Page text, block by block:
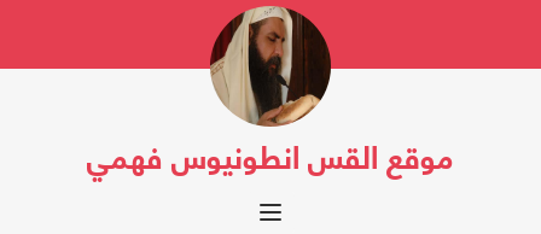
موقع القس انطونيوس فهمي
Toggle navigation